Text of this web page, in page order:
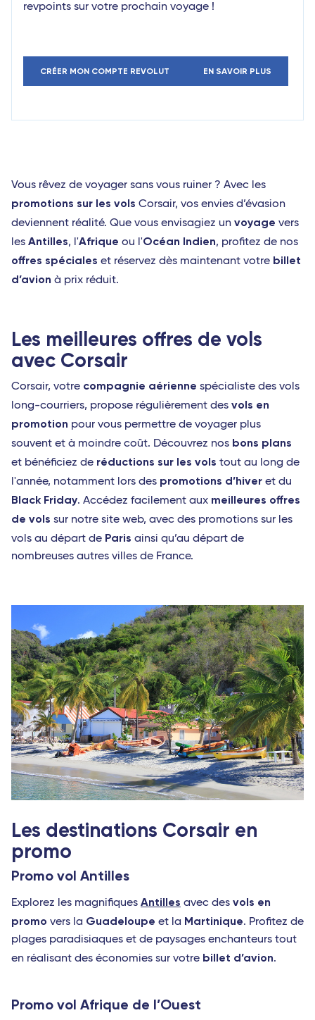
revpoints sur votre prochain voyage !
CRÉER MON COMPTE REVOLUT EN SAVOIR PLUS
Vous rêvez de voyager sans vous ruiner ? Avec les
promotions sur les vols Corsair, vos envies d’évasion
deviennent réalité. Que vous envisagiez un voyage vers
les Antilles, l'Afrique ou l'Océan Indien, profitez de nos
offres spéciales et réservez dès maintenant votre billet
d’avion à prix réduit.
Les meilleures offres de vols
avec Corsair
Corsair, votre compagnie aérienne spécialiste des vols
long-courriers, propose régulièrement des vols en
promotion pour vous permettre de voyager plus
souvent et à moindre coût. Découvrez nos bons plans
et bénéficiez de réductions sur les vols tout au long de
l'année, notamment lors des promotions d’hiver et du
Black Friday. Accédez facilement aux meilleures offres
de vols sur notre site web, avec des promotions sur les
vols au départ de Paris ainsi qu’au départ de
nombreuses autres villes de France.
Les destinations Corsair en
promo
Promo vol Antilles
Explorez les magnifiques Antilles avec des vols en
promo vers la Guadeloupe et la Martinique. Profitez de
plages paradisiaques et de paysages enchanteurs tout
en réalisant des économies sur votre billet d’avion.
Promo vol Afrique de l’Ouest